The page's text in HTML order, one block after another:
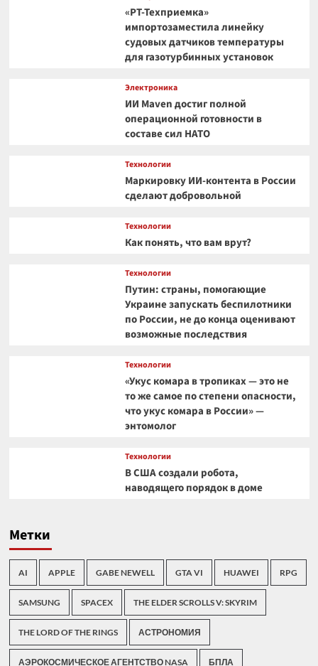
«РТ-Техприемка»
импортозаместила линейку
судовых датчиков температуры
для газотурбинных установок
Электроника
ИИ Maven достиг полной
операционной готовности в
составе сил НАТО
Технологии
Маркировку ИИ-контента в России
сделают добровольной
Технологии
Как понять, что вам врут?
Технологии
Путин: страны, помогающие
Украине запускать беспилотники
по России, не до конца оценивают
возможные последствия
Технологии
«Укус комара в тропиках — это не
то же самое по степени опасности,
что укус комара в России» —
энтомолог
Технологии
В США создали робота,
наводящего порядок в доме
Метки
AI APPLE GABE NEWELL GTA VI HUAWEI RPG
SAMSUNG SPACEX THE ELDER SCROLLS V: SKYRIM
THE LORD OF THE RINGS АСТРОНОМИЯ
АЭРОКОСМИЧЕСКОЕ АГЕНТСТВО NASA БПЛА